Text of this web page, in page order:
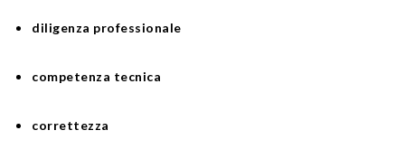
diligenza professionale
competenza tecnica
correttezza